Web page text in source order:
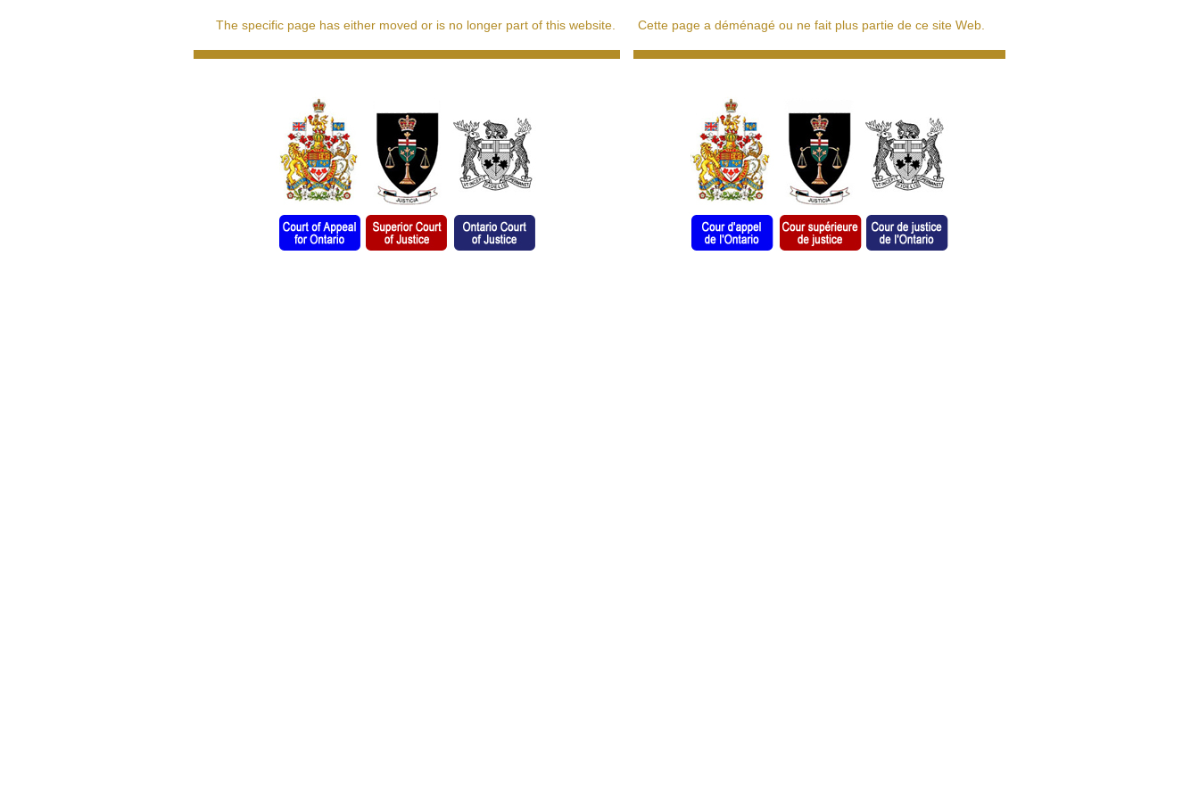
The specific page has either moved or is no longer part of this website. Cette page a déménagé ou ne fait plus partie de ce site Web.